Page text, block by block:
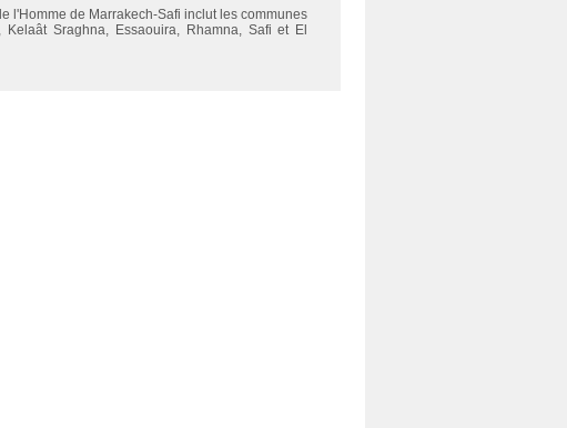
l'Homme de Marrakech-Safi inclut les communes
Sraghna, Essaouira, Rhamna, Safi et El